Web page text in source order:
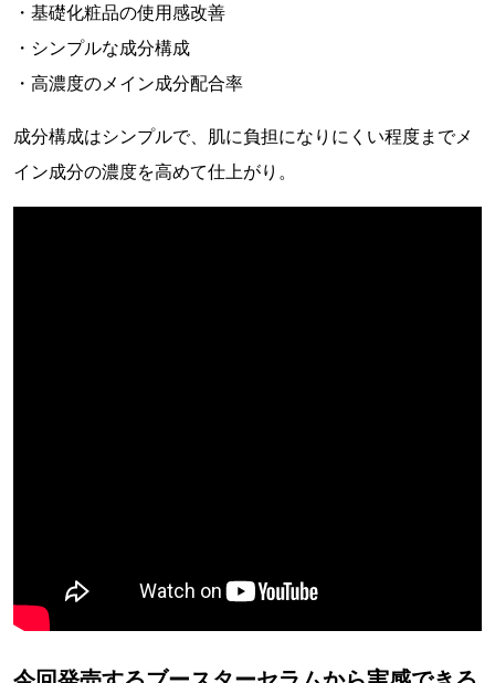
・基礎化粧品の使用感改善
・シンプルな成分構成
・高濃度のメイン成分配合率
成分構成はシンプルで、肌に負担になりにくい程度までメ
イン成分の濃度を高めて仕上がり。